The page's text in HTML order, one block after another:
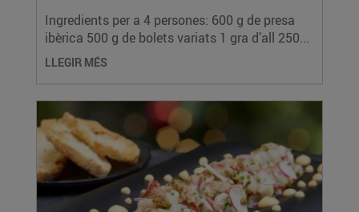
Ingredients per a 4 persones: 600 g de presa
ibèrica 500 g de bolets variats 1 gra d’all 250...
LLEGIR MÉS